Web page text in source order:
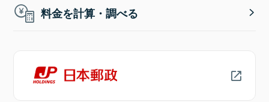
料金を計算・調べる